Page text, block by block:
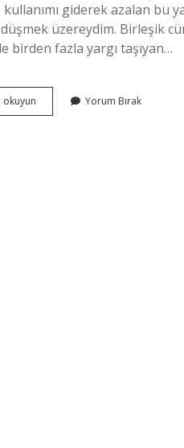
kullanımı giderek azalan bu
üzereydim. Birleşik
birden fazla yargı taşıyan…
okuyun
Isim
Yorum Bırak